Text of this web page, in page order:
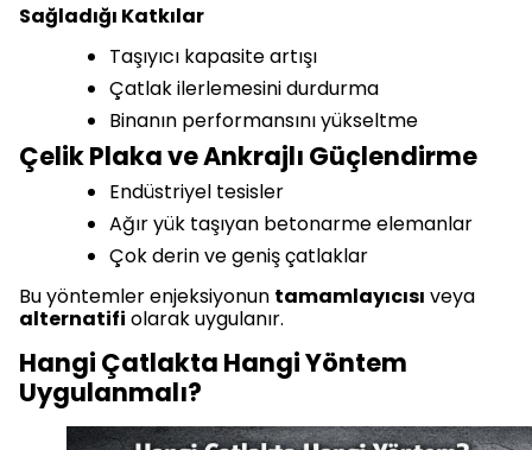
Sağladığı Katkılar
Taşıyıcı kapasite artışı
Çatlak ilerlemesini durdurma
Binanın performansını yükseltme
Çelik Plaka ve Ankrajlı Güçlendirme
Endüstriyel tesisler
Ağır yük taşıyan betonarme elemanlar
Çok derin ve geniş çatlaklar
Bu yöntemler enjeksiyonun tamamlayıcısı veya
alternatifi olarak uygulanır.
Hangi Çatlakta Hangi Yöntem
Uygulanmalı?